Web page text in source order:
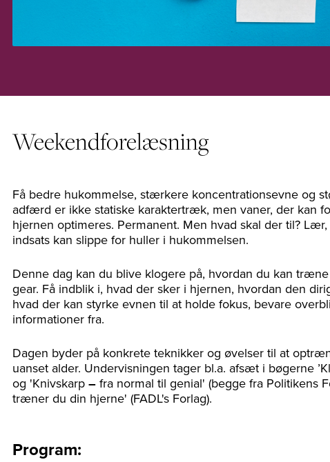
Weekendforelæsning
Få bedre hukommelse, stærkere koncentrationsevne og
adfærd er ikke statiske karaktertræk, men vaner, der kan
hjernen optimeres. Permanent. Men hvad skal der til?
indsats kan slippe for huller i hukommelsen.
Denne dag kan du blive klogere på, hvordan du kan
gear. Få indblik i, hvad der sker i hjernen, hvordan den
hvad der kan styrke evnen til at holde fokus, bevare
informationer fra.
Dagen byder på konkrete teknikker og øvelser til at
uanset alder. Undervisningen tager bl.a. afsæt i bøgerne
og 'Knivskarp – fra normal til genial' (begge fra Politikens
træner du din hjerne' (FADL's Forlag).
Program: